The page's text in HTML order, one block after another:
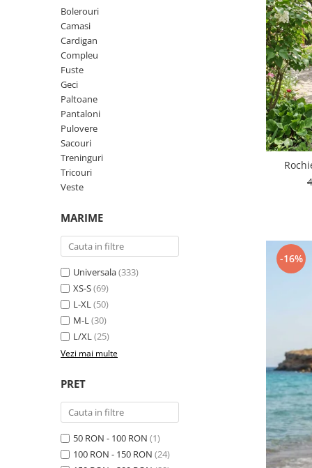
Ii traditionale
Rochii traditionale
Rochii Elegante
Costume populare
Fote & Catrinte
Incaltaminte
Bolerouri
Camasi
Cardigan
Compleu
Fuste
Geci
Paltoane
Pantaloni
Pulovere
Sacouri
Treninguri
Tricouri
Veste
MARIME
Universala(333)
XS-S(69)
L-XL(50)
M-L(30)
L/XL(25)
Vezi mai multe
PRET
50 RON - 100 RON (1)
100 RON - 150 RON (24)
-16%